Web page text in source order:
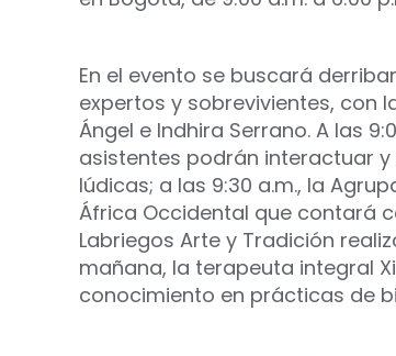
En el evento se buscará
expertos y sobrevivientes, con
Ángel e Indhira Serrano. A las
asistentes podrán interactuar
lúdicas; a las 9:30 a.m., la
África Occidental que contará
Labriegos Arte y Tradición
mañana, la terapeuta integral
conocimiento en prácticas de